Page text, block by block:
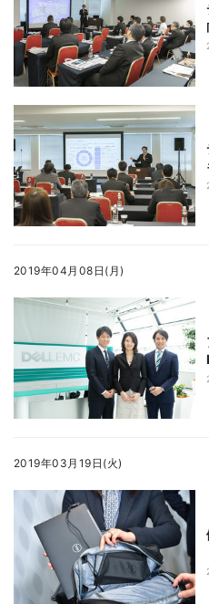
2019年04月08日(月)
2019年03月19日(火)